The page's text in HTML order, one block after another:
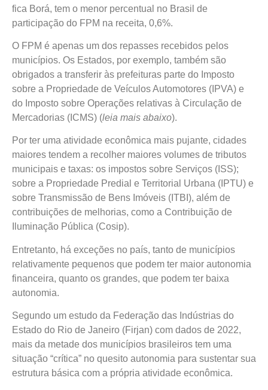
fica Borá, tem o menor percentual no Brasil de
participação do FPM na receita, 0,6%.
O FPM é apenas um dos repasses recebidos pelos
municípios. Os Estados, por exemplo, também são
obrigados a transferir às prefeituras parte do Imposto
sobre a Propriedade de Veículos Automotores (IPVA) e
do Imposto sobre Operações relativas à Circulação de
Mercadorias (ICMS) (leia mais abaixo).
Por ter uma atividade econômica mais pujante, cidades
maiores tendem a recolher maiores volumes de tributos
municipais e taxas: os impostos sobre Serviços (ISS);
sobre a Propriedade Predial e Territorial Urbana (IPTU) e
sobre Transmissão de Bens Imóveis (ITBI), além de
contribuições de melhorias, como a Contribuição de
Iluminação Pública (Cosip).
Entretanto, há exceções no país, tanto de municípios
relativamente pequenos que podem ter maior autonomia
financeira, quanto os grandes, que podem ter baixa
autonomia.
Segundo um estudo da Federação das Indústrias do
Estado do Rio de Janeiro (Firjan) com dados de 2022,
mais da metade dos municípios brasileiros tem uma
situação “crítica” no quesito autonomia para sustentar sua
estrutura básica com a própria atividade econômica.